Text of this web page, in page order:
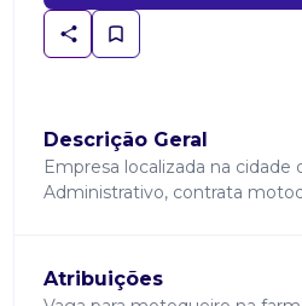
Descrição Geral
Empresa localizada na cidade
Administrativo, contrata
Atribuições